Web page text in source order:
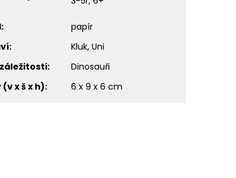
:
papír
:
Kluk, Uni
:
Dinosauři
x š x h): 6 x 9 x 6 cm